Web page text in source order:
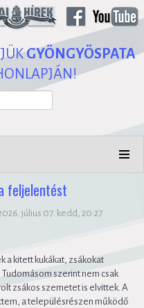
GYÖNGYÖSPATA
feljelentést
július 07. kedd, 20:27
a kitett kukákat, zsákokat
szerint nem csak
zsákos szemetet is elvittek. A
a településrészen működő